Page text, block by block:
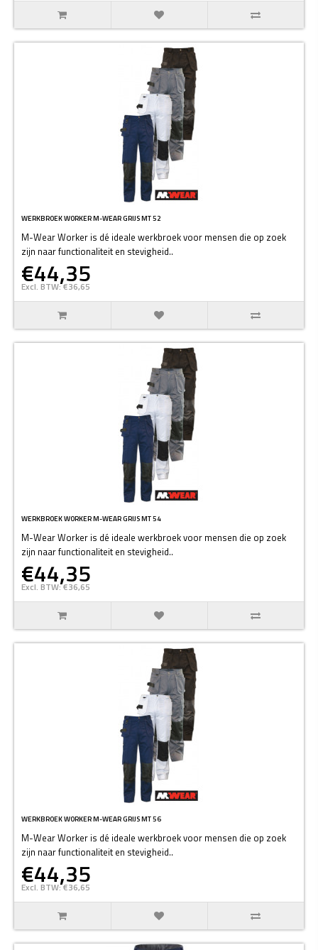
WERKBROEK WORKER M-WEAR GRIJS MT 52
M-Wear Worker is dé ideale werkbroek voor mensen die op zoek
zijn naar functionaliteit en stevigheid..
€44,35
Excl. BTW: €36,65
WERKBROEK WORKER M-WEAR GRIJS MT 54
M-Wear Worker is dé ideale werkbroek voor mensen die op zoek
zijn naar functionaliteit en stevigheid..
€44,35
Excl. BTW: €36,65
WERKBROEK WORKER M-WEAR GRIJS MT 56
M-Wear Worker is dé ideale werkbroek voor mensen die op zoek
zijn naar functionaliteit en stevigheid..
€44,35
Excl. BTW: €36,65